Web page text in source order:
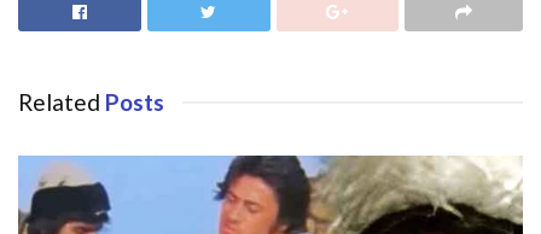
Related Posts